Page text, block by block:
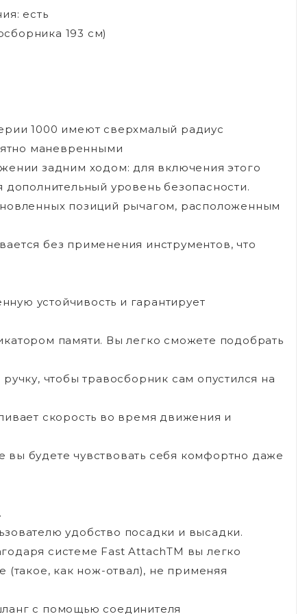
есть
193 см)
1000 имеют сверхмалый радиус
маневренными
задним ходом: для включения этого
уровень безопасности.
позиций рычагом, расположенным
без применения инструментов, что
устойчивость и гарантирует
памяти. Вы легко сможете подобрать
чтобы травосборник сам опустился на
скорость во время движения и
вы будете чувствовать себя комфортно даже
удобство посадки и высадки.
системе Fast AttachTM вы легко
(такое, как нож-отвал), не применяя
с помощью соединителя